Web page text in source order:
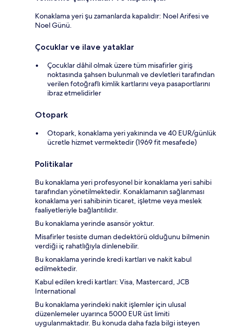
Konaklama yeri şu zamanlarda kapalıdır: Noel Arifesi ve
Noel Günü.
Çocuklar ve ilave yataklar
Çocuklar dâhil olmak üzere tüm misafirler giriş
noktasında şahsen bulunmalı ve devletleri tarafından
verilen fotoğraflı kimlik kartlarını veya pasaportlarını
ibraz etmelidirler
Otopark
Otopark, konaklama yeri yakınında ve 40 EUR/günlük
ücretle hizmet vermektedir (1969 fit mesafede)
Politikalar
Bu konaklama yeri profesyonel bir konaklama yeri sahibi
tarafından yönetilmektedir. Konaklamanın sağlanması
konaklama yeri sahibinin ticaret, işletme veya meslek
faaliyetleriyle bağlantılıdır.
Bu konaklama yerinde asansör yoktur.
Misafirler tesiste duman dedektörü olduğunu bilmenin
verdiği iç rahatlığıyla dinlenebilir.
Bu konaklama yerinde kredi kartları ve nakit kabul
edilmektedir.
Kabul edilen kredi kartları: Visa, Mastercard, JCB
International
Bu konaklama yerindeki nakit işlemler için ulusal
düzenlemeler uyarınca 5000 EUR üst limiti
uygulanmaktadır. Bu konuda daha fazla bilgi isteyen